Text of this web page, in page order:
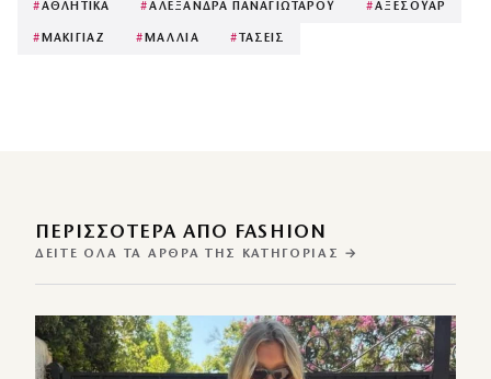
#ΑΘΛΗΤΙΚΑ #ΑΛΕΞΑΝΔΡΑ ΠΑΝΑΓΙΩΤΑΡΟΥ #ΑΞΕΣΟΥΑΡ
#ΜΑΚΙΓΙΑΖ #ΜΑΛΛΙΑ # ΤΑΣΕΙΣ
ΠΕΡΙΣΣΌΤΕΡΑ ΑΠΌ FASHION
ΔΕΊΤΕ ΌΛΑ ΤΑ ΆΡΘΡΑ ΤΗΣ ΚΑΤΗΓΟΡΊΑΣ →